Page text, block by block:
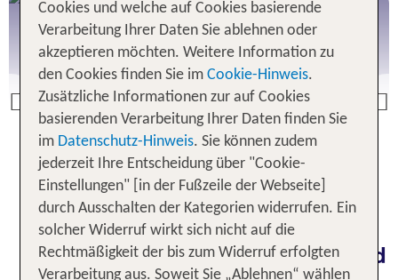
Previous
Reykjavik
Reykjavik Angebote
Beliebte TUI Rundreisen in Island
Selbstfahrer
Island zum
9 Nächte, ÜF, DZ
p.P. ab 1205 €
Cookies und welche auf Cookies basierende
Verarbeitung Ihrer Daten Sie ablehnen oder
akzeptieren möchten. Weitere Information zu
den Cookies finden Sie im Cookie-Hinweis.
Zusätzliche Informationen zur auf Cookies
basierenden Verarbeitung Ihrer Daten finden Sie
im Datenschutz-Hinweis. Sie können zudem
jederzeit Ihre Entscheidung über "Cookie-
Einstellungen" [in der Fußzeile der Webseite]
durch Ausschalten der Kategorien widerrufen. Ein
solcher Widerruf wirkt sich nicht auf die
Rechtmäßigkeit der bis zum Widerruf erfolgten
Verarbeitung aus. Soweit Sie „Ablehnen“ wählen